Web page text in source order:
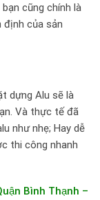
cũng chính là
định của sản
dựng Alu sẽ là
Và thực tế đã
như nhẹ; Hay dễ
thi công nhanh
Bình Thạnh –